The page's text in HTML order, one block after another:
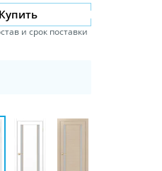
Купить
и срок поставки